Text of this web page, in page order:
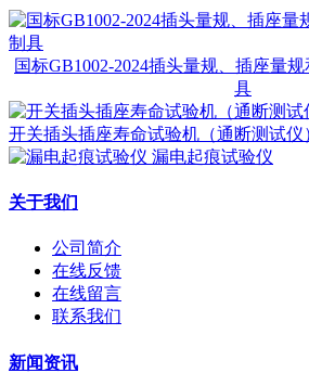
国标GB1002-2024插头量规、插座量规
具
开关插头插座寿命试验机（通断测试仪
漏电起痕试验仪
关于我们
公司简介
在线反馈
在线留言
联系我们
新闻资讯